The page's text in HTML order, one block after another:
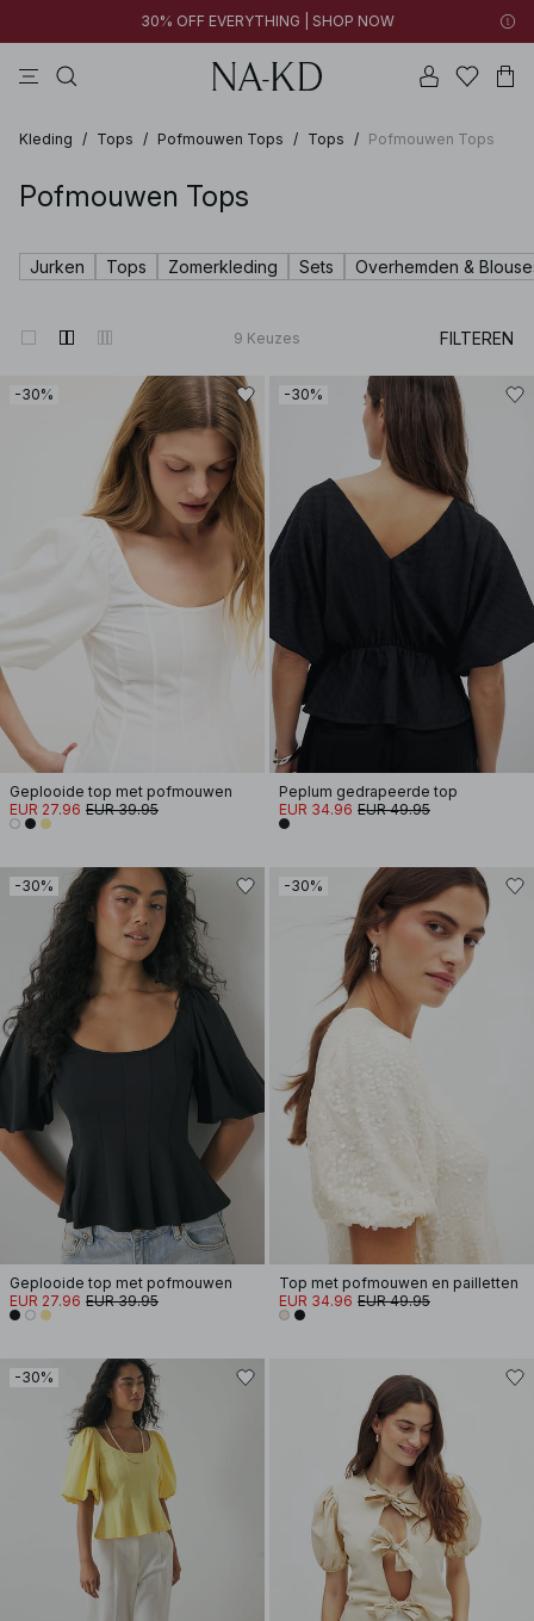
30% OFF EVERYTHING | SHOP NOW
Kleding / Tops / Pofmouwen Tops / Tops / Pofmouwen Tops
Pofmouwen Tops
Jurken Tops Zomerkleding Sets Overhemden &
9 Keuzes FILTEREN
-30%
Geplooide top met pofmouwen
EUR 27.96 EUR 39.95
-30%
Peplum gedrapeerde top
EUR 34.96 EUR 49.95
-30%
Geplooide top met pofmouwen
EUR 27.96 EUR 39.95
-30%
Top met pofmouwen en pailletten
EUR 34.96 EUR 49.95
-30%